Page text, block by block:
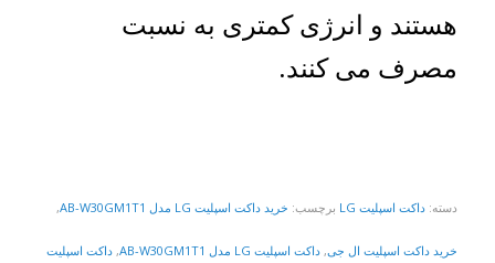
هستند و انرژی کمتری به نسبت
مصرف می کنند.
دسته: داکت اسپلیت LG برچسب: خرید داکت اسپلیت LG مدل AB-W30GM1T1 ,
خرید داکت اسپلیت ال جی, داکت اسپلیت LG مدل AB-W30GM1T1 , داکت اسپلیت